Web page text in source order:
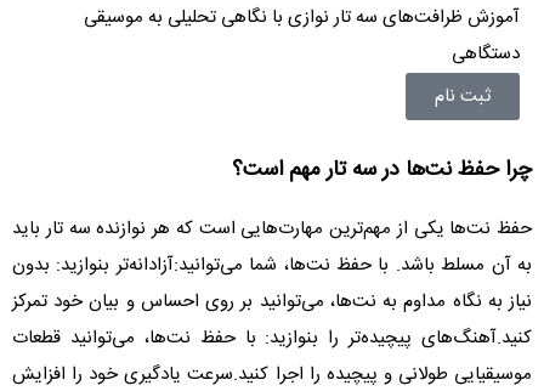
آموزش ظرافت‌های سه تار نوازی با نگاهی تحلیلی به موسیقی
دستگاهی
ثبت نام
چرا حفظ نت‌ها در سه تار مهم است؟
حفظ نت‌ها یکی از مهم‌ترین مهارت‌هایی است که هر نوازنده سه تار باید
به آن مسلط باشد. با حفظ نت‌ها، شما می‌توانید:آزادانه‌تر بنوازید: بدون
نیاز به نگاه مداوم به نت‌ها، می‌توانید بر روی احساس و بیان خود تمرکز
کنید.آهنگ‌های پیچیده‌تر را بنوازید: با حفظ نت‌ها، می‌توانید قطعات
موسیقیایی طولانی و پیچیده را اجرا کنید.سرعت یادگیری خود را افزایش